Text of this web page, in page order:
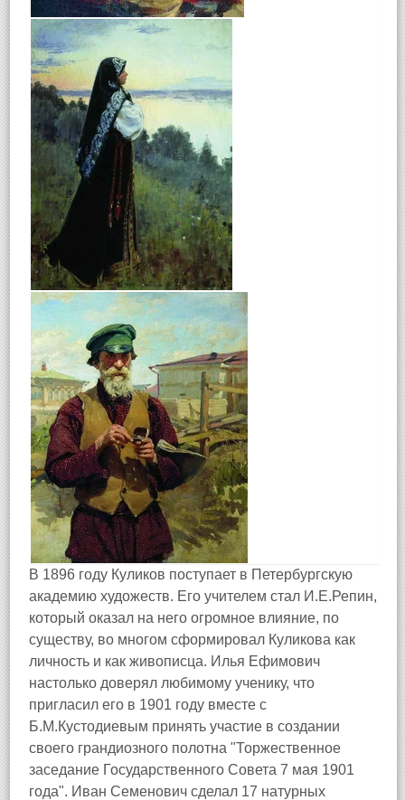
В 1896 году Куликов поступает в Петербургскую
академию художеств. Его учителем стал И.Е.Репин,
который оказал на него огромное влияние, по
существу, во многом сформировал Куликова как
личность и как живописца. Илья Ефимович
настолько доверял любимому ученику, что
пригласил его в 1901 году вместе с
Б.М.Кустодиевым принять участие в создании
своего грандиозного полотна "Торжественное
заседание Государственного Совета 7 мая 1901
года". Иван Семенович сделал 17 натурных